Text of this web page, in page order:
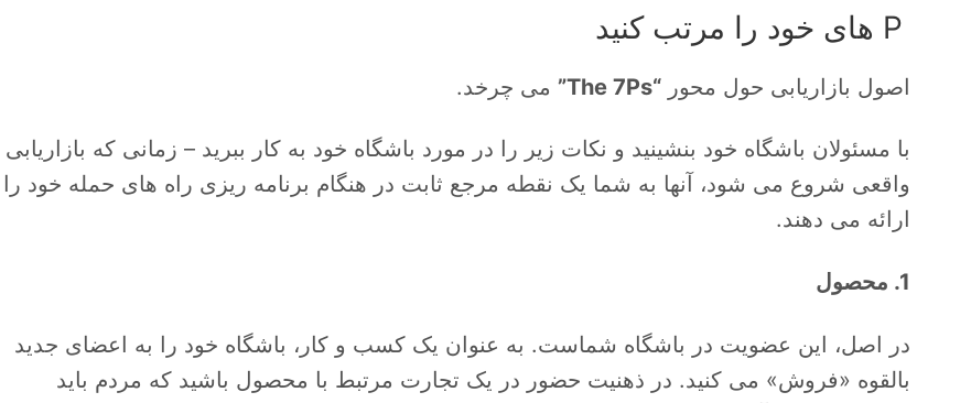
P های خود را مرتب کنید
اصول بازاریابی حول محور“The 7Ps” می چرخد.
با مسئولان باشگاه خود بنشینید و نکات زیر را در مورد باشگاه خود به کار ببرید – زمانی که بازاریابی
واقعی شروع می شود، آنها به شما یک نقطه مرجع ثابت در هنگام برنامه ریزی راه های حمله خود را
ارائه می دهند.
1. محصول
در اصل، این عضویت در باشگاه شماست. به عنوان یک کسب و کار، باشگاه خود را به اعضای جدید
بالقوه «فروش» می کنید. در ذهنیت حضور در یک تجارت مرتبط با محصول باشید که مردم باید